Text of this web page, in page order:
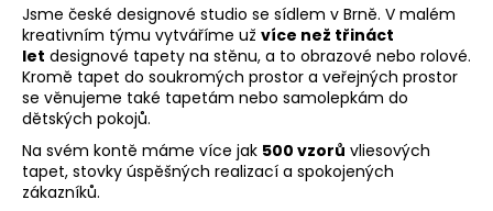
Jsme české designové studio se sídlem v Brně. V malém
kreativním týmu vytváříme už více než třináct
let designové tapety na stěnu, a to obrazové nebo rolové.
Kromě tapet do soukromých prostor a veřejných prostor
se věnujeme také tapetám nebo samolepkám do
dětských pokojů.
Na svém kontě máme více jak 500 vzorů vliesových
tapet, stovky úspěšných realizací a spokojených
zákazníků.